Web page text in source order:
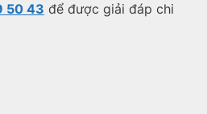
50 43 để được giải đáp chi